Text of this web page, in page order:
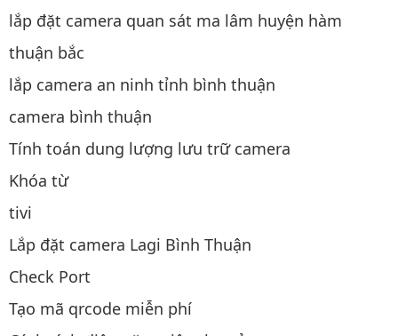
lắp đặt camera quan sát ma lâm huyện hàm
thuận bắc
lắp camera an ninh tỉnh bình thuận
camera bình thuận
Tính toán dung lượng lưu trữ camera
Khóa từ
tivi
Lắp đặt camera Lagi Bình Thuận
Check Port
Tạo mã qrcode miễn phí